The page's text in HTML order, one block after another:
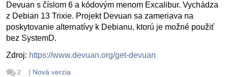
Devuan s číslom 6 a kódovým menom Excalibur. Vychádza
z Debian 13 Trixie. Projekt Devuan sa zameriava na
poskytovanie alternatívy k Debianu, ktorú je možné použiť
bez SystemD.
Zdroj: https://www.devuan.org/get-devuan
2 | Nová verzia